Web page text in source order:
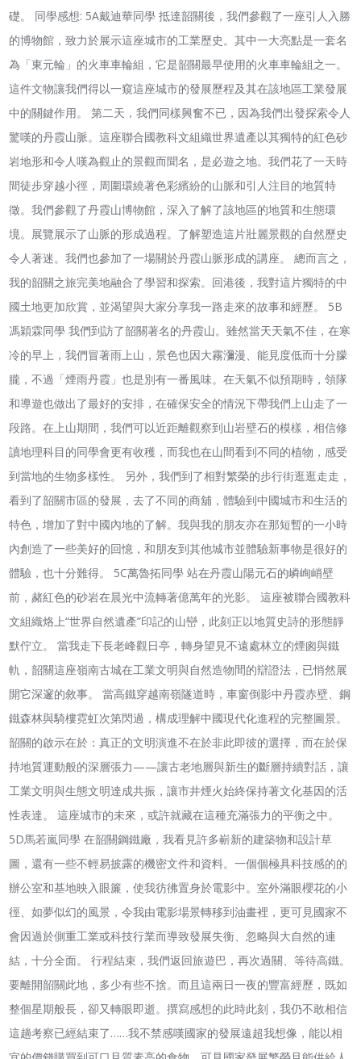
礎。 同學感想: 5A戴迪華同學 抵達韶關後，我們參觀了一座引人入勝
的博物館，致力於展示這座城市的工業歷史。其中一大亮點是一套名
為「東元輪」的火車車輪組，它是韶關最早使用的火車車輪組之一。
這件文物讓我們得以一窺這座城市的發展歷程及其在該地區工業發展
中的關鍵作用。 第二天，我們同樣興奮不已，因為我們出發探索令人
驚嘆的丹霞山脈。這座聯合國教科文組織世界遺產以其獨特的紅色砂
岩地形和令人嘆為觀止的景觀而聞名，是必遊之地。我們花了一天時
間徒步穿越小徑，周圍環繞著色彩繽紛的山脈和引人注目的地質特
徵。我們參觀了丹霞山博物館，深入了解了該地區的地質和生態環
境。展覽展示了山脈的形成過程。了解塑造這片壯麗景觀的自然歷史
令人著迷。我們也參加了一場關於丹霞山脈形成的講座。 總而言之，
我的韶關之旅完美地融合了學習和探索。回港後，我對這片獨特的中
國土地更加欣賞，並渴望與大家分享我一路走來的故事和經歷。 5B
馮穎霖同學 我們到訪了韶關著名的丹霞山。雖然當天天氣不佳，在寒
冷的早上，我們冒著雨上山，景色也因大霧瀰漫、能見度低而十分朦
朧，不過「煙雨丹霞」也是別有一番風味。在天氣不似預期時，領隊
和導遊也做出了最好的安排，在確保安全的情況下帶我們上山走了一
段路。在上山期間，我們可以近距離觀察到山岩壁石的模樣，相信修
讀地理科目的同學會更有收穫，而我也在山間看到不同的植物，感受
到當地的生物多樣性。 另外，我們到了相對繁榮的步行街逛逛走走，
看到了韶關市區的發展，去了不同的商舖，體驗到中國城市和生活的
特色，增加了對中國內地的了解。我與我的朋友亦在那短暫的一小時
內創造了一些美好的回憶，和朋友到其他城市並體驗新事物是很好的
體驗，也十分難得。 5C萬魯拓同學 站在丹霞山陽元石的嶙峋峭壁
前，赭紅色的砂岩在晨光中流轉著億萬年的光影。 這座被聯合國教科
文組織烙上“世界自然遺產”印記的山巒，此刻正以地質史詩的形態靜
默佇立。 當我走下長老峰觀日亭，轉身望見不遠處林立的煙囪與鐵
軌，韶關這座嶺南古城在工業文明與自然造物間的辯證法，已悄然展
開它深邃的敘事。 當高鐵穿越南嶺隧道時，車窗倒影中丹霞赤壁、鋼
鐵森林與騎樓霓虹次第閃過，構成理解中國現代化進程的完整圖景。
韶關的啟示在於：真正的文明演進不在於非此即彼的選擇，而在於保
持地質運動般的深層張力——讓古老地層與新生的斷層持續對話，讓
工業文明與生態文明達成共振，讓市井煙火始終保持著文化基因的活
性表達。 這座城市的未來，或許就藏在這種充滿張力的平衡之中。
5D馬若嵐同學 在韶關鋼鐵廠，我看見許多嶄新的建築物和設計草
圖，還有一些不輕易披露的機密文件和資料。一個個極具科技感的的
辦公室和基地映入眼簾，使我彷彿置身於電影中。室外滿眼櫻花的小
徑、如夢似幻的風景，令我由電影場景轉移到油畫裡，更可見國家不
會因過於側重工業或科技行業而導致發展失衡、忽略與大自然的連
結，十分全面。 行程結束，我們返回旅遊巴，再次過關、等待高鐵。
要離開韶關此地，多少有些不捨。而且這兩日一夜的豐富經歷，既如
整個星期般長，卻又轉眼即逝。撰寫感想的此時此刻，我仍不敢相信
這趟考察已經結束了……我不禁感嘆國家的發展遠超我想像，能以相